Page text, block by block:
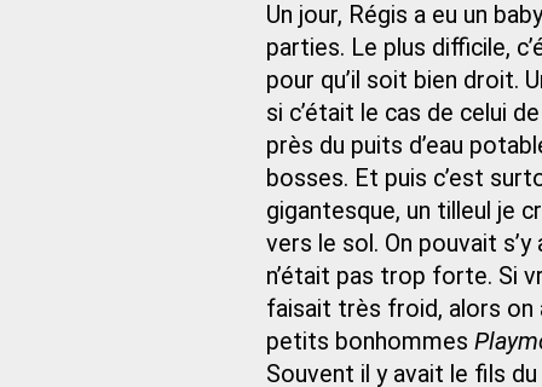
Un jour, Régis a eu un
parties. Le plus difficile,
pour qu’il soit bien droit.
si c’était le cas de celui
près du puits d’eau
bosses. Et puis c’est
gigantesque, un tilleul je
vers le sol. On pouvait
n’était pas trop forte. Si
faisait très froid, alors on
petits bonhommes
Souvent il y avait le fils